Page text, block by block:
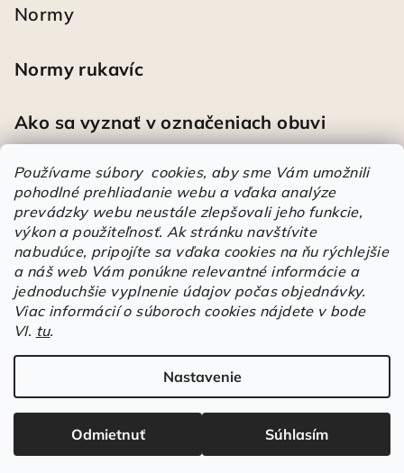
Používame súbory cookies, aby sme Vám umožnili
pohodlné prehliadanie webu a vďaka analýze
prevádzky webu neustále zlepšovali jeho funkcie,
výkon a použiteľnosť. Ak stránku navštívite
nabudúce, pripojíte sa vďaka cookies na ňu rýchlejšie
a náš web Vám ponúkne relevantné informácie a
jednoduchšie vyplnenie údajov počas objednávky.
Viac informácií o súboroch cookies nájdete v bode
VI. tu.
Nastavenie
Odmietnuť Súhlasím
Normy
Normy rukavíc
Ako sa vyznať v označeniach obuvi
Heureka
Športové pracovné poltopánky PRESTIGE CLASSIC biele
Hodnotenie produktu je 5 z 5 hviezdičiek.
| Mária
Á
u
e
r
s
Elstrote®. Všetky práva vyhradené.
nastavenie cookies